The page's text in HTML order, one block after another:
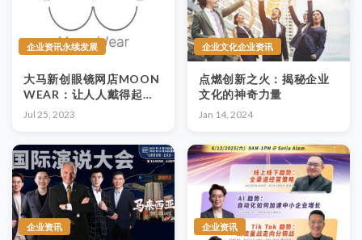
企业资讯永续发展
大马新创眼镜网店MOON
WEAR：让人人戴得起眼
镜
Jul 25, 2023
企业文化企业资讯
点燃创新之火：揭秘企业
文化的神奇力量
Jan 14, 2024
企业资讯 企业资讯